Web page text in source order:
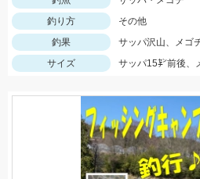
釣り方
その他
釣果
サッパ沢山、メゴ
サイズ
サッパ15㌢前後、